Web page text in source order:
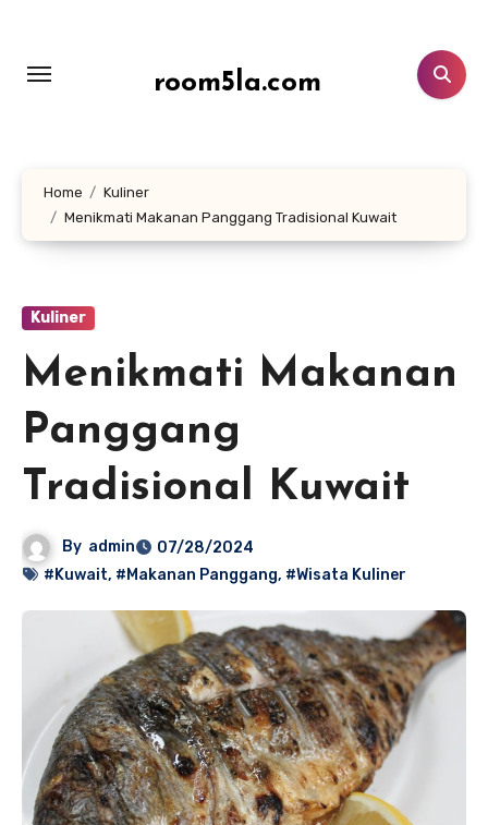
konten
room5la.com
Home
Kuliner
Menikmati Makanan Panggang Tradisional Kuwait
Kuliner
Menikmati Makanan
Panggang
Tradisional Kuwait
By admin
07/28/2024
#Kuwait, #Makanan Panggang, #Wisata Kuliner